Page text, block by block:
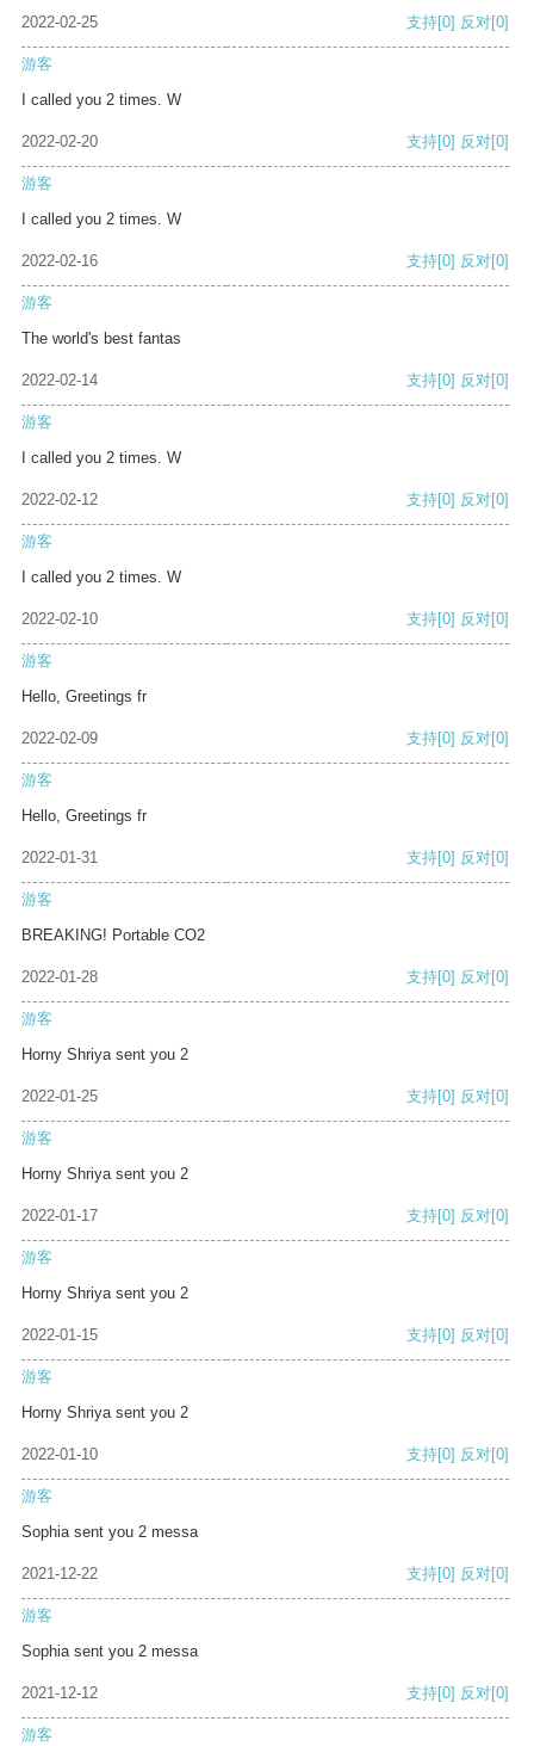
2022-02-25 支持[0] 反对[0]
游客
I called you 2 times. W
2022-02-20 支持[0] 反对[0]
游客
I called you 2 times. W
2022-02-16 支持[0] 反对[0]
游客
The world's best fantas
2022-02-14 支持[0] 反对[0]
游客
I called you 2 times. W
2022-02-12 支持[0] 反对[0]
游客
I called you 2 times. W
2022-02-10 支持[0] 反对[0]
游客
Hello, Greetings fr
2022-02-09 支持[0] 反对[0]
游客
Hello, Greetings fr
2022-01-31 支持[0] 反对[0]
游客
BREAKING! Portable CO2
2022-01-28 支持[0] 反对[0]
游客
Horny Shriya sent you 2
2022-01-25 支持[0] 反对[0]
游客
Horny Shriya sent you 2
2022-01-17 支持[0] 反对[0]
游客
Horny Shriya sent you 2
2022-01-15 支持[0] 反对[0]
游客
Horny Shriya sent you 2
2022-01-10 支持[0] 反对[0]
游客
Sophia sent you 2 messa
2021-12-22 支持[0] 反对[0]
游客
Sophia sent you 2 messa
2021-12-12 支持[0] 反对[0]
游客